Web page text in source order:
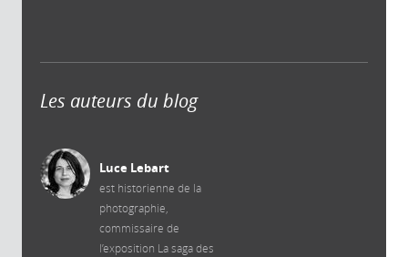
Les auteurs du blog
Luce Lebart
est historienne de la
photographie,
commissaire de
l’exposition La saga des